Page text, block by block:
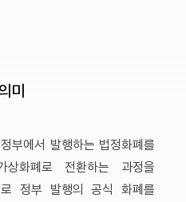
미
에서 발행하는 법정화폐를
화폐로 전환하는 과정을
정부 발행의 공식 화폐를